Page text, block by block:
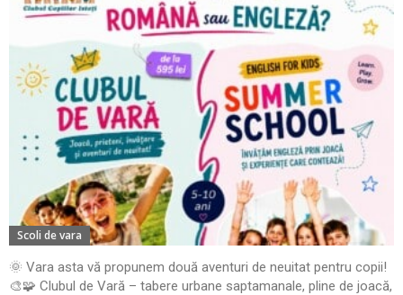
Scoli de vara
🌞 Vara asta vă propunem două aventuri de neuitat pentru copii!
🎨🧩 Clubul de Vară – tabere urbane saptamanale, pline de joacă,